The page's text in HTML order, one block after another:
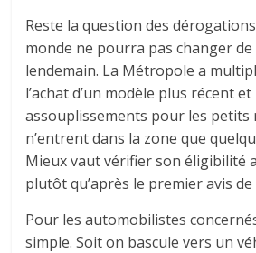
Reste la question des
monde ne pourra pas changer
lendemain. La Métropole a
l’achat d’un modèle plus récent
assouplissements pour les petits
n’entrent dans la zone que
Mieux vaut vérifier son éligibilité
plutôt qu’après le premier avis
Pour les automobilistes
simple. Soit on bascule vers un